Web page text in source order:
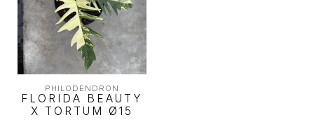
PHILODENDRON
FLORIDA BEAUTY
X TORTUM Ø15